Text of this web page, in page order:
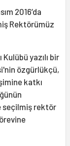
2016’da
Rektörümüz
yazılı bir
özgürlükçü,
katkı
seçilmiş rektör